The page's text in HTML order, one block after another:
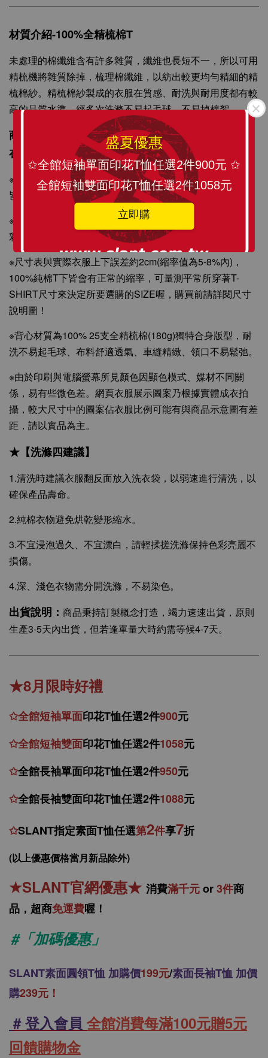
盛夏優惠
✩全館短袖單面印花T恤任選2件900元 ✩
全館短袖雙面印花T恤任選2件1058元
立即購
加入購物車
材質介紹-100%全精梳棉T
未處理的棉纖維含有許多雜質，纖維也長短不一，所以可用
精梳機將雜質除掉，梳理棉纖維，以紡出較更均勻精細的精
梳棉紗。精梳棉紗製成的衣服在質感、耐洗與耐用度都有較
高的品質水準，經多次洗滌不易起毛球，不易掉棉絮。
商品描述：訂製化圖像精心印刷，將 SLANT TEE穿
在身上更顯個人風格與時尚感。
※背心原料從織染剪裁、車縫整燙、印刷製程與包裝材原料
皆為MIT台灣製造，請安心選購！
※印刷採國際無毒認證環保紡織墨水，絕非熱昇華轉印，色
彩飽和度更佳。
※尺寸表與實際衣服上下誤差約2cm(縮率值為5-8%內)，
100%純棉T下皆會有正常的縮率，可量測平常所穿著T-
SHIRT尺寸來決定所要選購的SIZE喔，購買前請詳閱尺寸
說明圖！
※背心材質為100% 25支全精梳棉(180g)獨特合身版型，耐
洗不易起毛球、布料舒適透氣、車縫精緻、領口不易鬆弛。
※由於印刷與電腦螢幕所見顏色因顯色模式、媒材不同關
係，易有些微色差。網頁衣服展示圖案乃根據實體成衣拍
攝，較大尺寸中的圖案佔衣服比例可能有與商品示意圖有差
距，請以實品為主。
★【洗滌四建議】
1.清洗時建議衣服翻反面放入洗衣袋，以弱速進行清洗，以
確保產品壽命。
2.純棉衣物避免烘乾變形縮水。
3.不宜浸泡過久、不宜漂白，請輕揉搓洗滌保持色彩亮麗不
損傷。
4.深、淺色衣物需分開洗滌，不易染色。
出貨說明： 商品秉持訂製概念打造，竭力速速出貨，原則
生產3-5天內出貨，但若逢單量大時約需等候4-7天。
★8月限時好禮
✩全館短袖單面印花T恤任選2件900元
✩全館短袖雙面印花T恤任選2件1058元
✩全館長袖單面印花T恤任選2件950元
✩全館長袖雙面印花T恤任選2件1088元
✩SLANT指定素面T恤任選第2件享7折
(以上優惠價格當月新品除外)
★SLANT官網優惠★ 消費滿千元or3件商
品， 超商免運費喔！
#「加碼優惠」
SLANT素面圓領T恤 加購價199元/素面長袖T恤 加價
購239元！
# 登入會員 全館消費每滿100元贈5元
回饋購物金